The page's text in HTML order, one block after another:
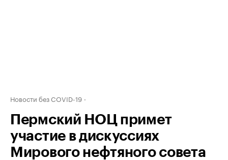
Новости без COVID-19
Пермский НОЦ примет
участие в дискуссиях
Мирового нефтяного совета